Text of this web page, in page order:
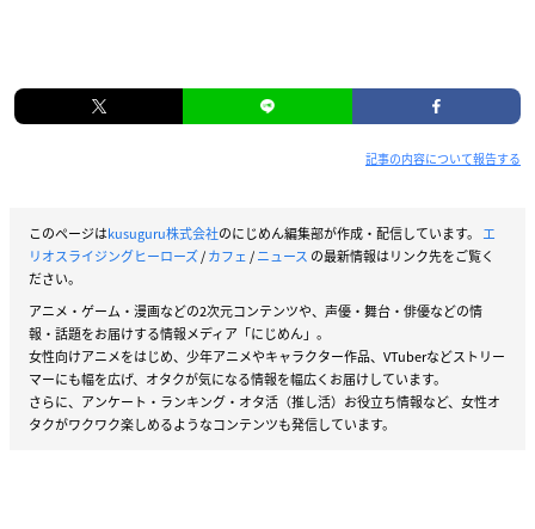
記事の内容について報告する
このページはkusuguru株式会社のにじめん編集部が作成・配信しています。 エ
リオスライジングヒーローズ/カフェ/ニュース の最新情報はリンク先をご覧く
ださい。
アニメ・ゲーム・漫画などの2次元コンテンツや、声優・舞台・俳優などの情
報・話題をお届けする情報メディア「にじめん」。
女性向けアニメをはじめ、少年アニメやキャラクター作品、VTuberなどストリー
マーにも幅を広げ、オタクが気になる情報を幅広くお届けしています。
さらに、アンケート・ランキング・オタ活（推し活）お役立ち情報など、女性オ
タクがワクワク楽しめるようなコンテンツも発信しています。